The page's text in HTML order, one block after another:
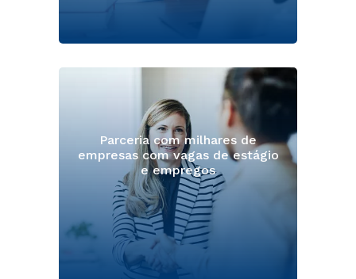
Parceria com milhares de
empresas com vagas de estágio
e empregos